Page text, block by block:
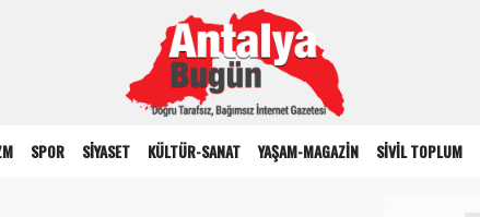
SPOR SİYASET KÜLTÜR-SANAT YAŞAM-MAGAZİN SİVİL TOPLUM